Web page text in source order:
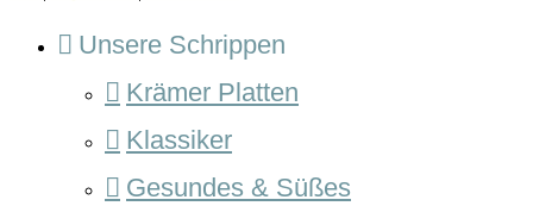
Unsere Schrippen
Krämer Platten
Klassiker
Gesundes & Süßes